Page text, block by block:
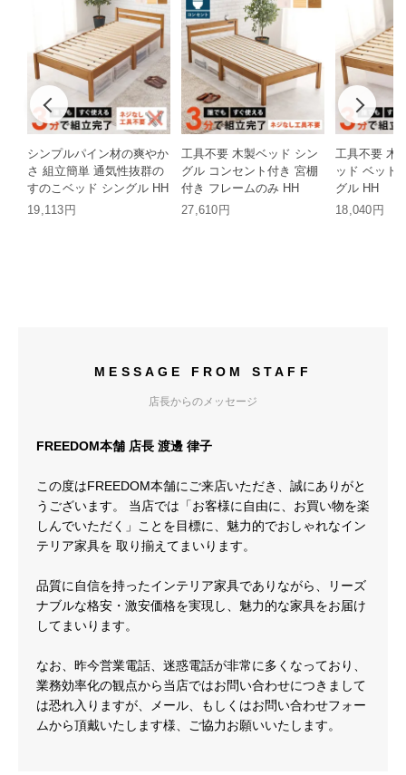
シンプルパイン材の爽やか
さ 組立簡単 通気性抜群の
すのこベッド シングル HH
19,113円
工具不要 木製ベッド シン
グル コンセント付き 宮棚
付き フレームのみ HH
27,610円
工具不要 木
ッド ベッド
グル HH
18,040円
MESSAGE FROM STAFF
店長からのメッセージ
FREEDOM本舗 店長 渡邊 律子
この度はFREEDOM本舗にご来店いただき、誠にありがと
うございます。 当店では「お客様に自由に、お買い物を楽
しんでいただく」ことを目標に、魅力的でおしゃれなイン
テリア家具を 取り揃えてまいります。
品質に自信を持ったインテリア家具でありながら、リーズ
ナブルな格安・激安価格を実現し、魅力的な家具をお届け
してまいります。
なお、昨今営業電話、迷惑電話が非常に多くなっており、
業務効率化の観点から当店ではお問い合わせにつきまして
は恐れ入りますが、メール、もしくはお問い合わせフォー
ムから頂戴いたします様、ご協力お願いいたします。